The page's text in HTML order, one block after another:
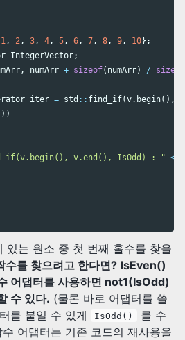
1 , 2 , 3 , 4 , 5 , 6 , 7 , 8 , 9 , 10};
IntegerVector;
, numArr + sizeof( numArr) / sizeof
iter = std :: find_if(v. begin(),
v.end(), IsOdd) : " <<
있는 원소 중 첫 번째 홀수를 찾을
수를 찾으려고 한다면? IsEven()
어댑터를 사용하면 not1(IsOdd)
수 있다. (물론 바로 어댑터를 쓸
를 붙일 수 있게
IsOdd()
를 수
어댑터는 기존 코드의 재사용을